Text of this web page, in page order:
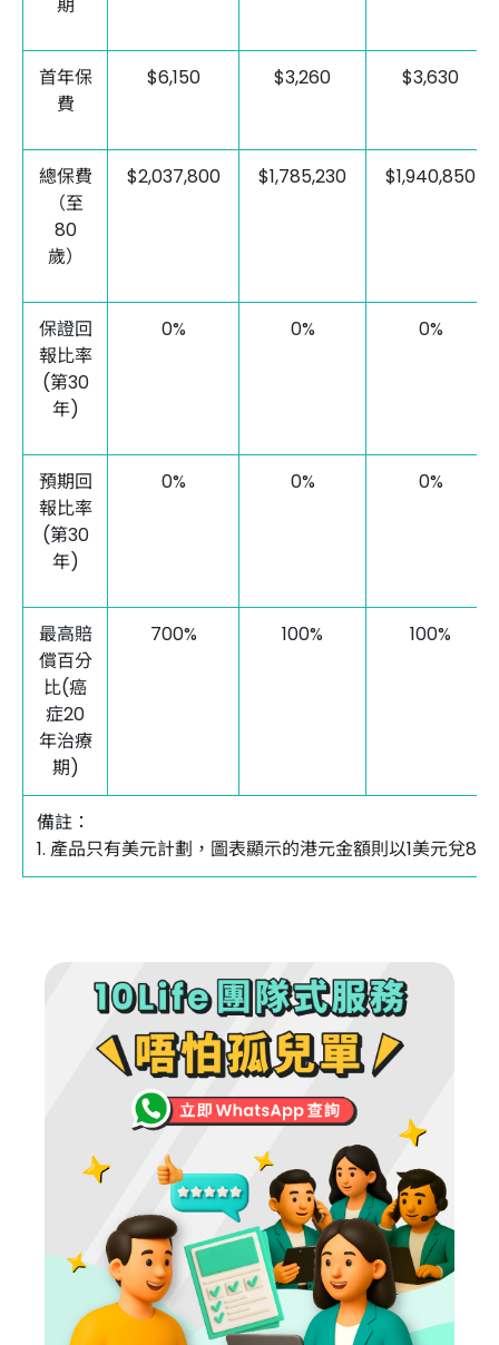
首年保
費
$6,150 $3,260 $3,630
總保費
（至
80
歲）
$2,037,800 $1,785,230 $1,940,850
保證回
報比率
(第30
年)
0% 0% 0%
預期回
報比率
(第30
年)
0% 0% 0%
最高賠
償百分
比(癌
症20
年治療
期)
700% 100% 100%
備註：
1. 產品只有美元計劃，圖表顯示的港元金額則以1美元兌8